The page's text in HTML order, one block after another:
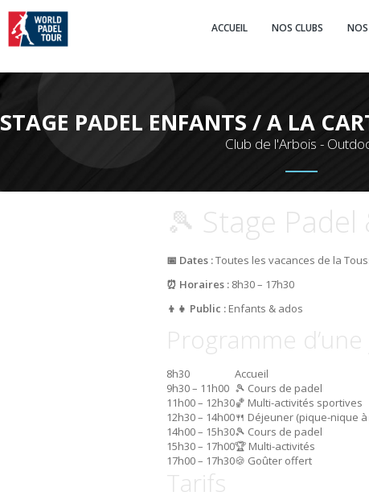
ACCUEIL NOS CLUBS
STAGE PADEL ENFANTS / A LA
Club de l'Arbois -
🎾 Stage
📅 Dates :Toutes les vacances de la
⏰ Horaires :8h30 – 17h30
👦👧 Public :Enfants & ados
Programme
8h30
Accueil
9h30 – 11h00 🎾 Cours de padel
11h00 – 12h30🏀 Multi-activités sportives
12h30 – 14h00🍴 Déjeuner (pique-nique
14h00 – 15h30🎾 Cours de padel
15h30 – 17h00🏆 Multi-activités
17h00 – 17h30🍪 Goûter offert
Tarifs